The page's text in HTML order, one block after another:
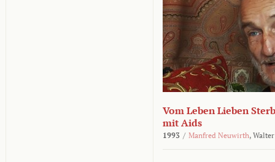
Vom Leben Lieben
mit Aids
1993 / Manfred Neuwirth,